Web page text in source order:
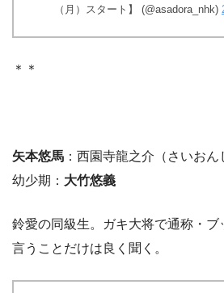
（月）スタート】 (@asadora_nhk)
＊＊
矢本悠馬 ：西園寺龍之介（さいお
幼少期： 大竹悠義
鈴愛の同級生。ガキ大将で通称・
言うことだけは良く聞く。